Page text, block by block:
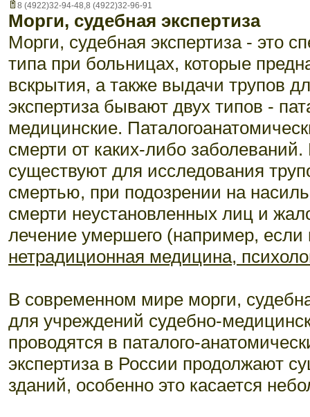
8 (4922)32-94-48,8 (4922)32-96-91
морги, судебная экспертиза
Морги, судебная экспертиза - это
типа при больницах, которые
вскрытия, а также выдачи трупов
экспертиза бывают двух типов -
медицинские.
смерти от каких-либо
существуют для исследования
смертью, при подозрении на
смерти неустановленных лиц и
лечение умершего (например, если
нетрадиционная медицина,
В современном мире морги,
для учреждений судебно-
проводятся в паталого-
экспертиза в России продолжают
зданий, особенно это касается